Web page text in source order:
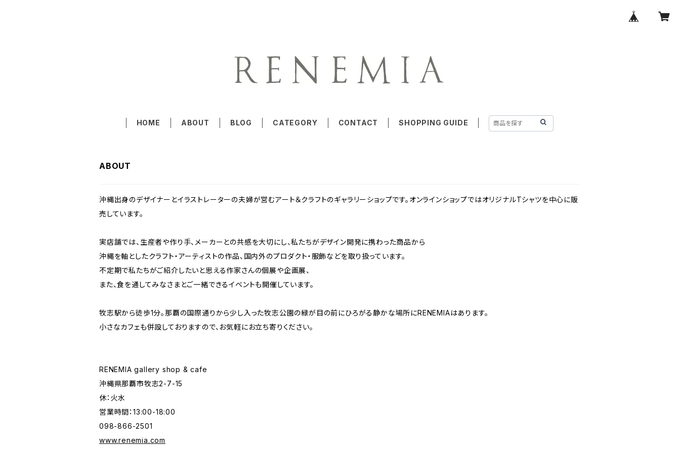
HOME ABOUT BLOG CATEGORY CONTACT SHOPPING GUIDE
ABOUT
沖縄出身のデザイナーとイラストレーターの夫婦が営むアート＆クラフトのギャラリーショップです。オンラインショップではオリジナルTシャツを中心に販
売しています。
実店舗では、生産者や作り手、メーカーとの共感を大切にし、私たちがデザイン開発に携わった商品から
沖縄を軸としたクラフト・アーティストの作品、国内外のプロダクト・服飾などを取り扱っています。
不定期で私たちがご紹介したいと思える作家さんの個展や企画展、
また、食を通してみなさまとご一緒できるイベントも開催しています。
牧志駅から徒歩1分。那覇の国際通りから少し入った牧志公園の緑が目の前にひろがる静かな場所にRENEMIAはあります。
小さなカフェも併設しておりますので、お気軽にお立ち寄りください。
RENEMIA gallery shop & cafe
沖縄県那覇市牧志2-7-15
休：火水
営業時間：13:00-18:00
098-866-2501
www.renemia.com